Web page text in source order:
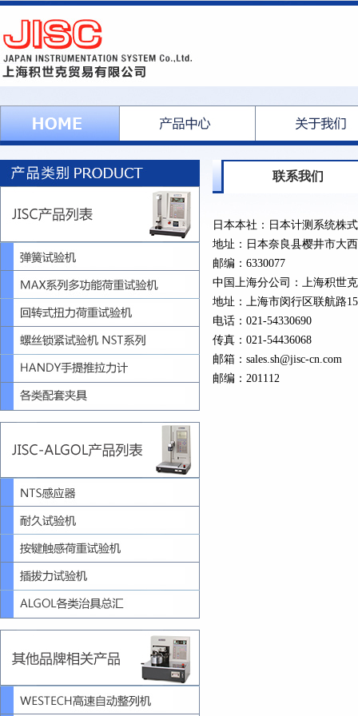
联系我们
日本本社：日本计测系统株
地址：日本奈良县樱井市大
邮编：6330077
中国上海分公司：上海积世
地址：上海市闵行区联航路
电话：021-54330690
传真：021-54436068
邮箱：sales.sh@jisc-cn.com
邮编：201112